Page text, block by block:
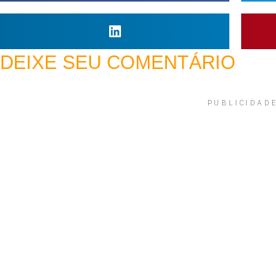
DEIXE SEU COMENTÁRIO
PUBLICIDADE